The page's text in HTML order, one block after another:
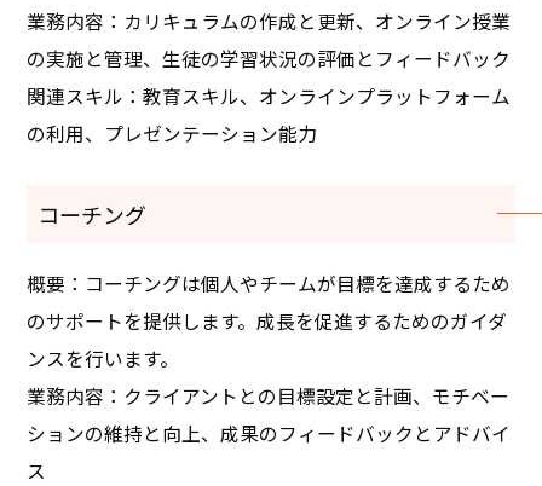
業務内容：カリキュラムの作成と更新、オンライン授業
の実施と管理、生徒の学習状況の評価とフィードバック
関連スキル：教育スキル、オンラインプラットフォーム
の利用、プレゼンテーション能力
コーチング
概要：コーチングは個人やチームが目標を達成するため
のサポートを提供します。成長を促進するためのガイダ
ンスを行います。
業務内容：クライアントとの目標設定と計画、モチベー
ションの維持と向上、成果のフィードバックとアドバイ
ス